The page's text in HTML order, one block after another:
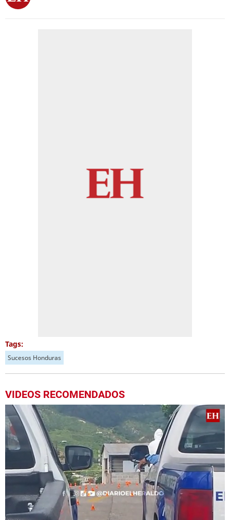
Tags:
Sucesos Honduras
VIDEOS RECOMENDADOS